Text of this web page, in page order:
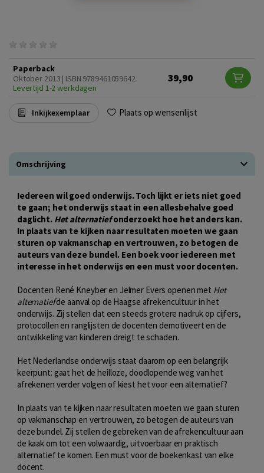
Paperback
Oktober 2013 | ISBN 9789461059642
Levertijd 1-2 werkdagen
39,90
Inkijkexemplaar Plaats op wensenlijst
Omschrijving
Iedereen wil goed onderwijs. Toch lijkt er iets niet goed
te gaan; het onderwijs staat in een allesbehalve goed
daglicht. Het alternatiefonderzoekt hoe het anders kan.
In plaats van te kijken naar resultaten moeten we gaan
sturen op vakmanschap en vertrouwen, zo betogen de
auteurs van deze bundel. Een boek voor iedereen met
interesse in het onderwijs en een must voor docenten.
Docenten René Kneyber en Jelmer Evers openen met Het
alternatiefde aanval op de Haagse afrekencultuur in het
onderwijs. Zij stellen dat een steeds grotere nadruk op cijfers,
protocollen en ranglijsten de docenten demotiveert en de
ontwikkeling van kinderen dreigt te schaden.
Het Nederlandse onderwijs staat daarom op een belangrijk
keerpunt: gaat het de heilloze, doodlopende weg van het
afrekenen verder volgen of kiest het voor een alternatief?
In plaats van te kijken naar resultaten moeten we gaan sturen
op vakmanschap en vertrouwen, zo betogen de auteurs van
deze bundel. Zij stellen de gebreken van de afrekencultuur aan
de kaak om tot een volwaardig, uitvoerbaar en praktisch
alternatief te komen. Een must voor de boekenkast van elke
docent.